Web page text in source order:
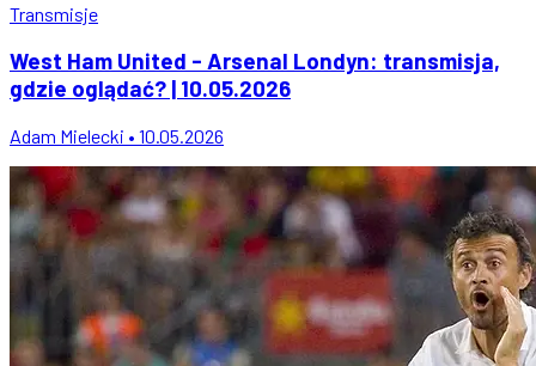
Transmisje
West Ham United - Arsenal Londyn: transmisja,
gdzie oglądać? | 10.05.2026
Adam Mielecki • 10.05.2026